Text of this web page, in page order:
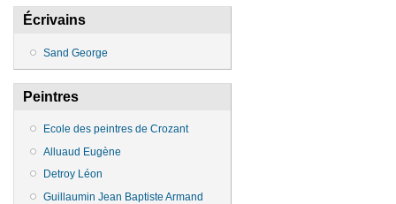
Écrivains
Sand George
Peintres
Ecole des peintres de Crozant
Alluaud Eugène
Detroy Léon
Guillaumin Jean Baptiste Armand